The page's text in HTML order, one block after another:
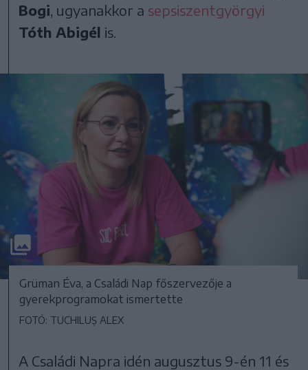
Bogi , ugyanakkor a sepsiszentgyörgyi
Tóth Abigél is.
Grüman Éva, a Családi Nap főszervezője a
gyerekprogramokat ismertette
FOTÓ: TUCHILUȘ ALEX
A Családi Napra idén augusztus 9-én 11 és